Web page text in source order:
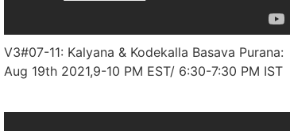
V3#07-11: Kalyana & Kodekalla Basava Purana:
Aug 19th 2021,9-10 PM EST/ 6:30-7:30 PM IST